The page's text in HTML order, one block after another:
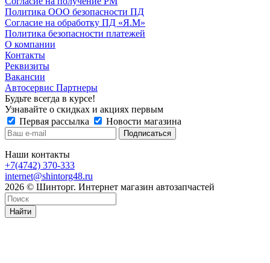
Политика ООО безопасности ПД
Согласие на обработку ПД «Я.М»
Политика безопасности платежей
О компании
Контакты
Реквизиты
Вакансии
Автосервис Партнеры
Будьте всегда в курсе!
Узнавайте о скидках и акциях первым
Первая рассылка
Новости магазина
Наши контакты
+7(4742) 370-333
internet@shintorg48.ru
2026 © Шинторг. Интернет магазин автозапчастей
Найти